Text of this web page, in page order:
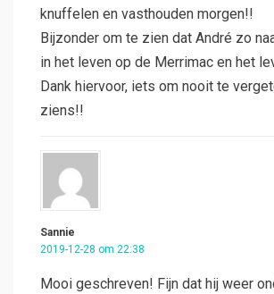
knuffelen en vasthouden morgen!!
Bijzonder om te zien dat André zo
in het leven op de Merrimac en het
Dank hiervoor, iets om nooit te
ziens!!
Sannie
2019-12-28 om 22:38
Mooi geschreven! Fijn dat hij weer